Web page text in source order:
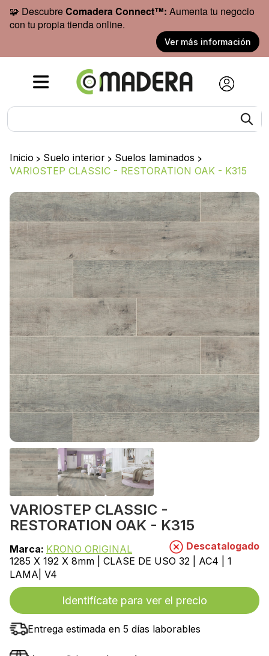
🧩 DescubreComadera Connect™: Aumenta tu negocio
con tu propia tienda online.
Ver más información
Inicio > Suelo interior > Suelos laminados >
VARIOSTEP CLASSIC - RESTORATION OAK - K315
VARIOSTEP CLASSIC -
RESTORATION OAK - K315
Marca: KRONO ORIGINAL
Descatalogado
1285 X 192 X 8mm | CLASE DE USO 32 | AC4 | 1
LAMA| V4
Identifícate para ver el precio
Entrega estimada en 5 días laborables